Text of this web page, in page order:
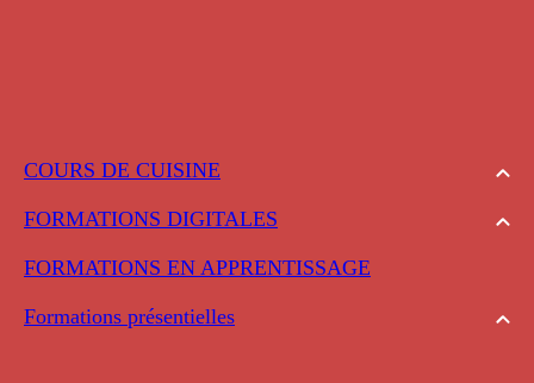
COURS DE CUISINE
FORMATIONS DIGITALES
FORMATIONS EN APPRENTISSAGE
Formations présentielles